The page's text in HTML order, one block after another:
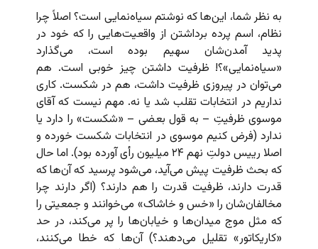
به نظر شما، این‌ها که نوشتم سیاه‌نمایی است؟ اصلاً چرا
نظام، اسم پرده برداشتن از واقعیت‌هایی را که خود در
پدید آمدن‌شان سهیم بوده است، می‌گذارد
«سیاه‌نمایی»؟! ظرفیت داشتن چیز خوبی است. هم
می‌توان در پیروزی ظرفیت داشت، هم در شکست. کاری
نداریم در انتخابات تقلب شد یا نه. مهم نیست که آقای
موسوی ظرفیتِ – به قول بعضی – «شکست» را دارد یا
ندارد (فرض کنیم موسوی در انتخابات شکست خورده و
اصلا رییس دولتِ نهم ۲۴ میلیون رأی آورده بود). اما حال
که بحث ظرفیت پیش می‌آید، می‌شود پرسید که آن‌ها که
قدرت دارند، ظرفیت قدرت را هم دارند؟ (اگر دارند چرا
مخالفان‌شان را «خس و خاشاک» می‌خوانند و جمعیتی را
که مثل موج میدان‌ها و خیابان‌ها را پر می‌کند، در حد
«کاریکاتور» تقلیل می‌دهند؟) آن‌ها که خطا می‌کنند،